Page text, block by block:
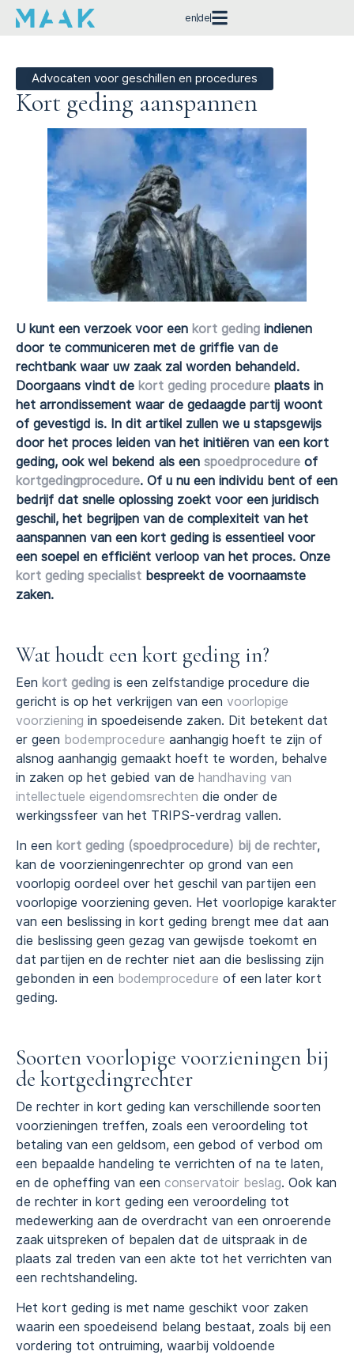
en de
Advocaten voor geschillen en procedures
Kort geding aanspannen
U kunt een verzoek voor een kort geding indienen
door te communiceren met de griffie van de
rechtbank waar uw zaak zal worden behandeld.
Doorgaans vindt de kort geding procedure plaats in
het arrondissement waar de gedaagde partij woont
of gevestigd is. In dit artikel zullen we u stapsgewijs
door het proces leiden van het initiëren van een kort
geding, ook wel bekend als een spoedprocedure of
kortgedingprocedure. Of u nu een individu bent of een
bedrijf dat snelle oplossing zoekt voor een juridisch
geschil, het begrijpen van de complexiteit van het
aanspannen van een kort geding is essentieel voor
een soepel en efficiënt verloop van het proces. Onze
kort geding specialist bespreekt de voornaamste
zaken.
Wat houdt een kort geding in?
Een kort geding is een zelfstandige procedure die
gericht is op het verkrijgen van een voorlopige
voorziening in spoedeisende zaken. Dit betekent dat
er geen bodemprocedure aanhangig hoeft te zijn of
alsnog aanhangig gemaakt hoeft te worden, behalve
in zaken op het gebied van de handhaving van
intellectuele eigendomsrechten die onder de
werkingssfeer van het TRIPS-verdrag vallen.
In een kort geding (spoedprocedure) bij de rechter,
kan de voorzieningenrechter op grond van een
voorlopig oordeel over het geschil van partijen een
voorlopige voorziening geven. Het voorlopige karakter
van een beslissing in kort geding brengt mee dat aan
die beslissing geen gezag van gewijsde toekomt en
dat partijen en de rechter niet aan die beslissing zijn
gebonden in een bodemprocedure of een later kort
geding.
Soorten voorlopige voorzieningen bij
de kortgedingrechter
De rechter in kort geding kan verschillende soorten
voorzieningen treffen, zoals een veroordeling tot
betaling van een geldsom, een gebod of verbod om
een bepaalde handeling te verrichten of na te laten,
en de opheffing van een conservatoir beslag. Ook kan
de rechter in kort geding een veroordeling tot
medewerking aan de overdracht van een onroerende
zaak uitspreken of bepalen dat de uitspraak in de
plaats zal treden van een akte tot het verrichten van
een rechtshandeling.
Het kort geding is met name geschikt voor zaken
waarin een spoedeisend belang bestaat, zoals bij een
vordering tot ontruiming, waarbij voldoende